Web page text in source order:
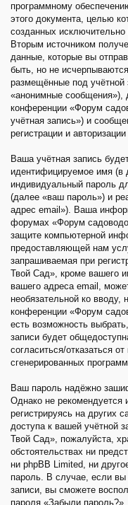
программному
этого документа, целью
созданных
Вторым источником
данные, которые вы
быть, но не
размещённые под
«анонимные сообщения»),
конференции «Форум
учётная запись») и
регистрации и
Ваша учётная запись
идентифицируемое имя (в
индивидуальный пароль
(далее «ваш пароль») и
адрес email»). Ваша
форумах «Форум
защите компьютерной
предоставляющей нам
запрашиваемая при
Твой Сад», кроме вашего
вашего адреса email,
необязательной ко вводу,
конференции «Форум
есть возможность
записи будет
согласиться/отказаться
сгенерированных
Ваш пароль надёжно
Однако не рекомендуется
регистрируясь на других
доступа к вашей учётной
Твой Сад», пожалуйста,
обстоятельствах ни
ни phpBB Limited, ни
пароль. В случае, если
записи, вы сможете
пароля «Забыли